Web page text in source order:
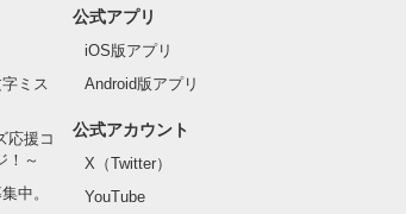
ミス
応援コ
！～
中。
公式アプリ
iOS版アプリ
Android版アプリ
公式アカウント
X（Twitter）
YouTube